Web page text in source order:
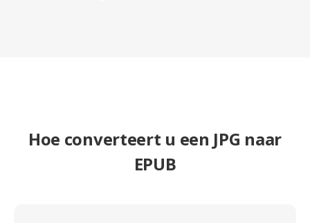
Hoe converteert u een JPG naar
EPUB